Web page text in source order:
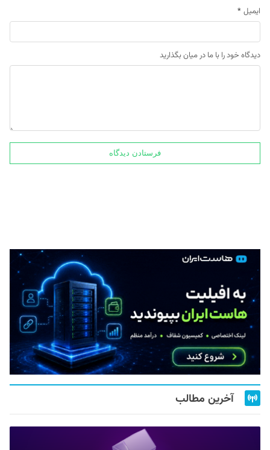
ایمیل *
دیدگاه خود را با ما در میان بگذارید
آخرین مطالب